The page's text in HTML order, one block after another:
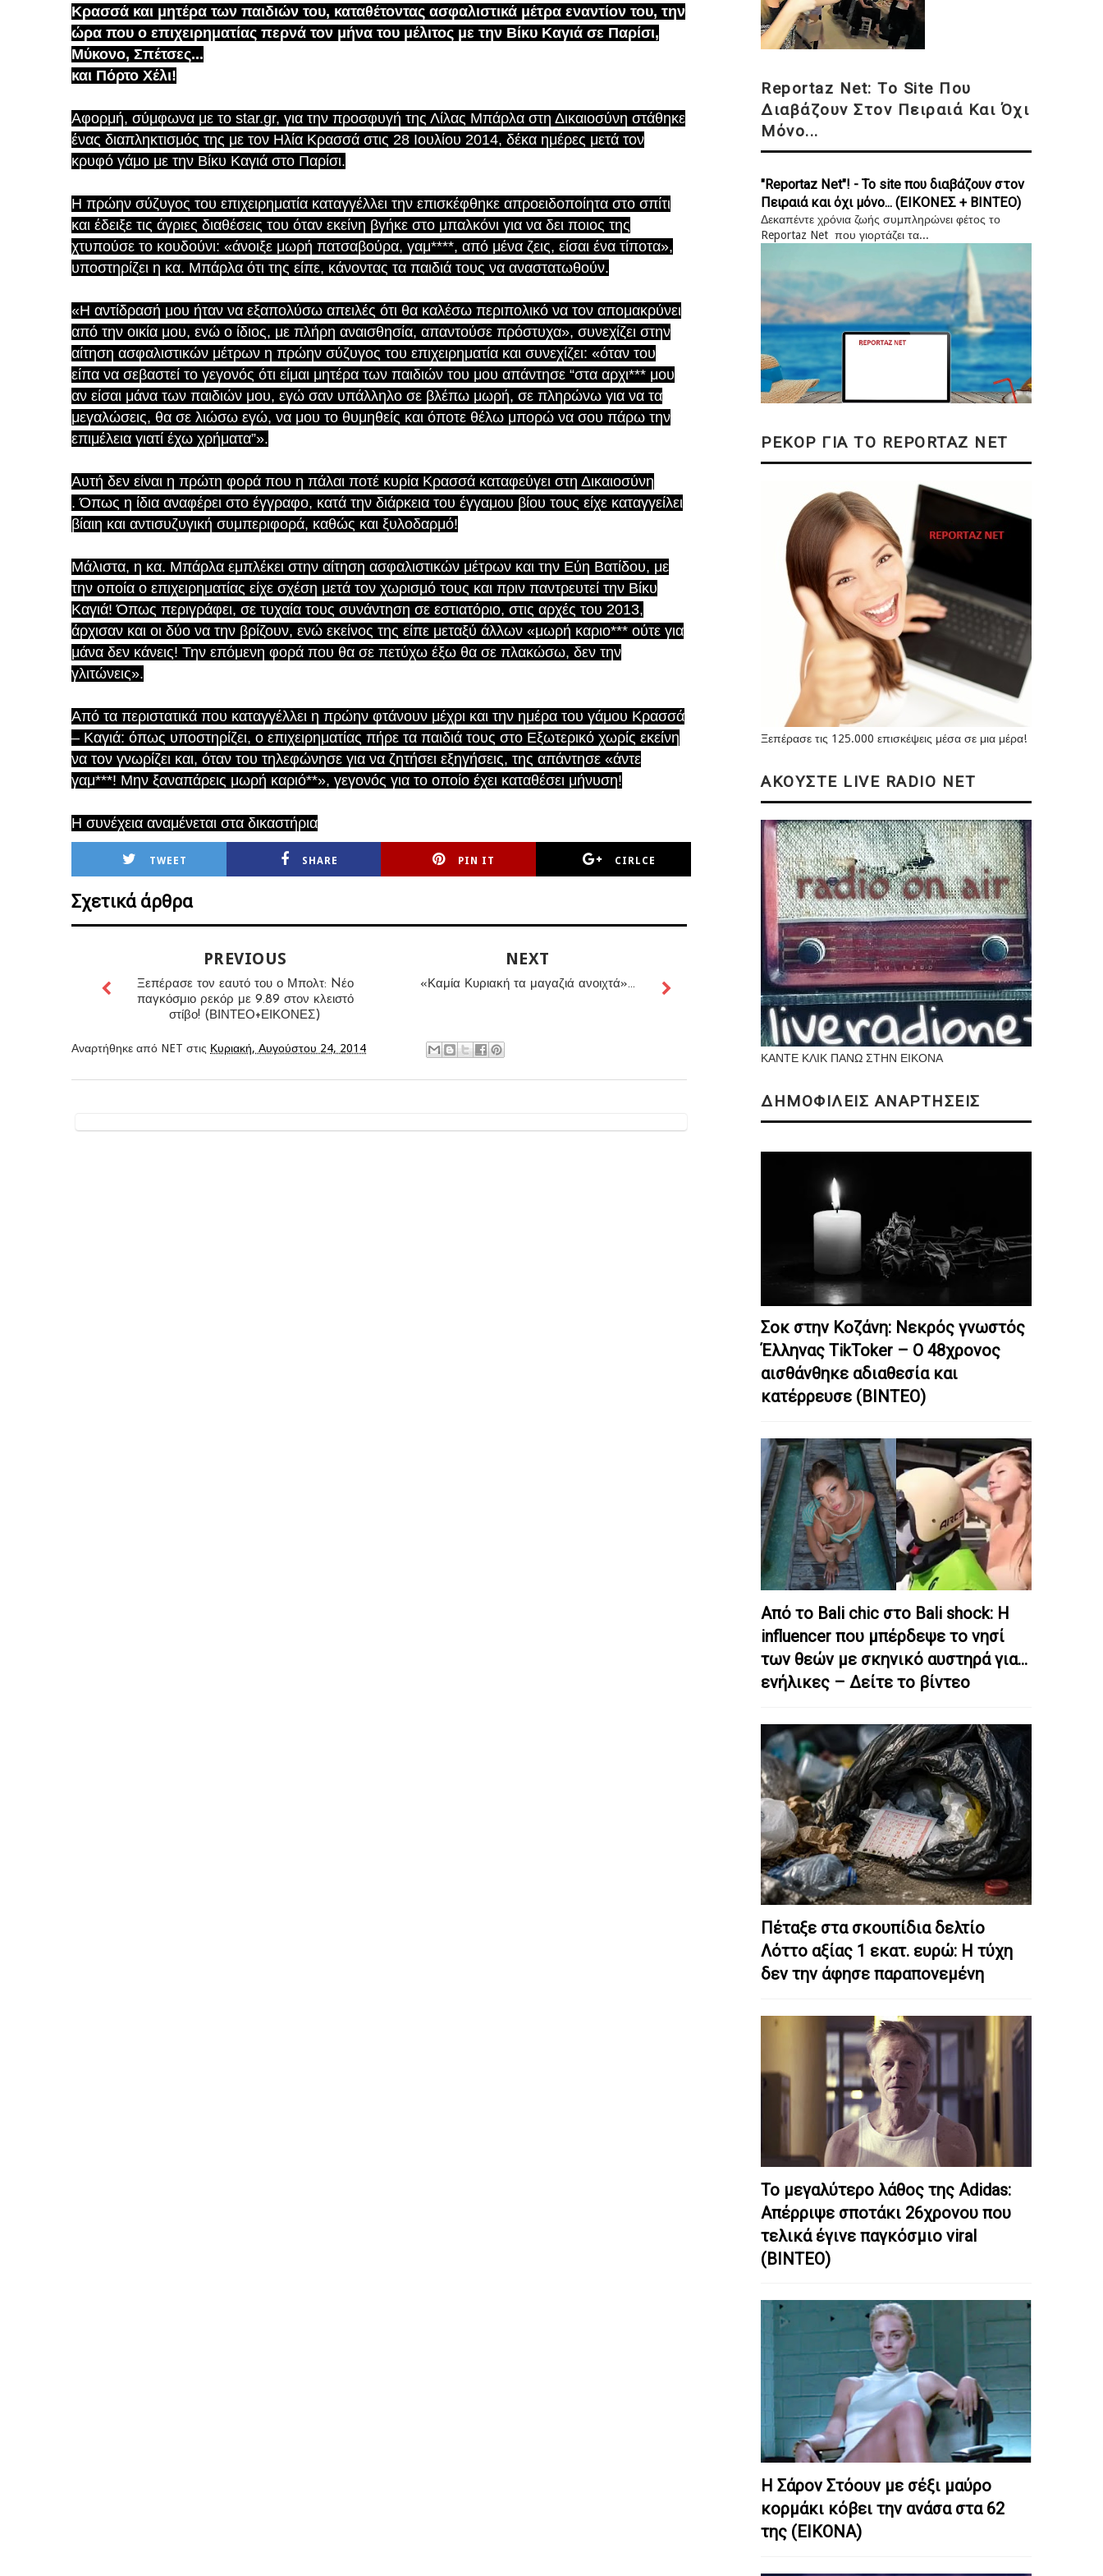
Κρασσά και μητέρα των παιδιών του, καταθέτοντας ασφαλιστικά μέτρα εναντίον του, την
ώρα που ο επιχειρηματίας περνά τον μήνα του μέλιτος με την Βίκυ Καγιά σε Παρίσι,
Μύκονο, Σπέτσες...
και Πόρτο Χέλι!
Αφορμή, σύμφωνα με το star.gr, για την προσφυγή της Λίλας Μπάρλα στη Δικαιοσύνη στάθηκε
ένας διαπληκτισμός της με τον Ηλία Κρασσά στις 28 Ιουλίου 2014, δέκα ημέρες μετά τον
κρυφό γάμο με την Βίκυ Καγιά στο Παρίσι.
Η πρώην σύζυγος του επιχειρηματία καταγγέλλει την επισκέφθηκε απροειδοποίητα στο σπίτι
και έδειξε τις άγριες διαθέσεις του όταν εκείνη βγήκε στο μπαλκόνι για να δει ποιος της
χτυπούσε το κουδούνι: «άνοιξε μωρή πατσαβούρα, γαμ****, από μένα ζεις, είσαι ένα τίποτα»,
υποστηρίζει η κα. Μπάρλα ότι της είπε, κάνοντας τα παιδιά τους να αναστατωθούν.
«Η αντίδρασή μου ήταν να εξαπολύσω απειλές ότι θα καλέσω περιπολικό να τον απομακρύνει
από την οικία μου, ενώ ο ίδιος, με πλήρη αναισθησία, απαντούσε πρόστυχα», συνεχίζει στην
αίτηση ασφαλιστικών μέτρων η πρώην σύζυγος του επιχειρηματία και συνεχίζει: «όταν του
είπα να σεβαστεί το γεγονός ότι είμαι μητέρα των παιδιών του μου απάντησε “στα αρχι*** μου
αν είσαι μάνα των παιδιών μου, εγώ σαν υπάλληλο σε βλέπω μωρή, σε πληρώνω για να τα
μεγαλώσεις, θα σε λιώσω εγώ, να μου το θυμηθείς και όποτε θέλω μπορώ να σου πάρω την
επιμέλεια γιατί έχω χρήματα”».
Αυτή δεν είναι η πρώτη φορά που η πάλαι ποτέ κυρία Κρασσά καταφεύγει στη Δικαιοσύνη
. Όπως η ίδια αναφέρει στο έγγραφο, κατά την διάρκεια του έγγαμου βίου τους είχε καταγγείλει
βίαιη και αντισυζυγική συμπεριφορά, καθώς και ξυλοδαρμό!
Μάλιστα, η κα. Μπάρλα εμπλέκει στην αίτηση ασφαλιστικών μέτρων και την Εύη Βατίδου, με
την οποία ο επιχειρηματίας είχε σχέση μετά τον χωρισμό τους και πριν παντρευτεί την Βίκυ
Καγιά! Όπως περιγράφει, σε τυχαία τους συνάντηση σε εστιατόριο, στις αρχές του 2013,
άρχισαν και οι δύο να την βρίζουν, ενώ εκείνος της είπε μεταξύ άλλων «μωρή καριο*** ούτε για
μάνα δεν κάνεις! Την επόμενη φορά που θα σε πετύχω έξω θα σε πλακώσω, δεν την
γλιτώνεις».
Από τα περιστατικά που καταγγέλλει η πρώην φτάνουν μέχρι και την ημέρα του γάμου Κρασσά
– Καγιά: όπως υποστηρίζει, ο επιχειρηματίας πήρε τα παιδιά τους στο Εξωτερικό χωρίς εκείνη
να τον γνωρίζει και, όταν του τηλεφώνησε για να ζητήσει εξηγήσεις, της απάντησε «άντε
γαμ***! Μην ξαναπάρεις μωρή καριό**», γεγονός για το οποίο έχει καταθέσει μήνυση!
Η συνέχεια αναμένεται στα δικαστήρια
TWEET SHARE PIN IT CIRLCE
Σχετικά άρθρα
NEXT
«Καμία Κυριακή τα μαγαζιά ανοιχτά»...
PREVIOUS
Ξεπέρασε τον εαυτό του ο Μπολτ: Nέο
παγκόσμιο ρεκόρ με 9.89 στον κλειστό
στίβο! (ΒΙΝΤΕΟ+ΕΙΚΟΝΕΣ)
Αναρτήθηκε από NET στις Κυριακή, Αυγούστου 24, 2014
Reportaz Net: Το Site Που
Διαβάζουν Στον Πειραιά Και Όχι
Μόνο...
"Reportaz Net"! - Το site που διαβάζουν στον
Πειραιά και όχι μόνο... (ΕΙΚΟΝΕΣ + ΒΙΝΤΕΟ)
Δεκαπέντε χρόνια ζωής συμπληρώνει φέτος το
Reportaz Net που γιορτάζει τα...
ΡΕΚΟΡ ΓΙΑ ΤΟ REPORTAZ NET
Ξεπέρασε τις 125.000 επισκέψεις μέσα σε μια μέρα!
ΑΚΟΥΣΤΕ LIVE RADIO NET
ΚΑΝΤΕ ΚΛΙΚ ΠΑΝΩ ΣΤΗΝ ΕΙΚΟΝΑ
ΔΗΜΟΦΙΛΕΙΣ ΑΝΑΡΤΗΣΕΙΣ
Σοκ στην Κοζάνη: Nεκρός γνωστός
Έλληνας TikToker – Ο 48χρονος
αισθάνθηκε αδιαθεσία και
κατέρρευσε (ΒΙΝΤΕΟ)
Από το Bali chic στο Bali shock: Η
influencer που μπέρδεψε το νησί
των θεών με σκηνικό αυστηρά για…
ενήλικες – Δείτε το βίντεο
Πέταξε στα σκουπίδια δελτίο
Λόττο αξίας 1 εκατ. ευρώ: Η τύχη
δεν την άφησε παραπονεμένη
Το μεγαλύτερο λάθος της Adidas:
Απέρριψε σποτάκι 26χρονου που
τελικά έγινε παγκόσμιο viral
(ΒΙΝΤΕΟ)
Η Σάρον Στόουν με σέξι μαύρο
κορμάκι κόβει την ανάσα στα 62
της (ΕΙΚΟΝΑ)